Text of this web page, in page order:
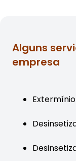
Alguns
empresa